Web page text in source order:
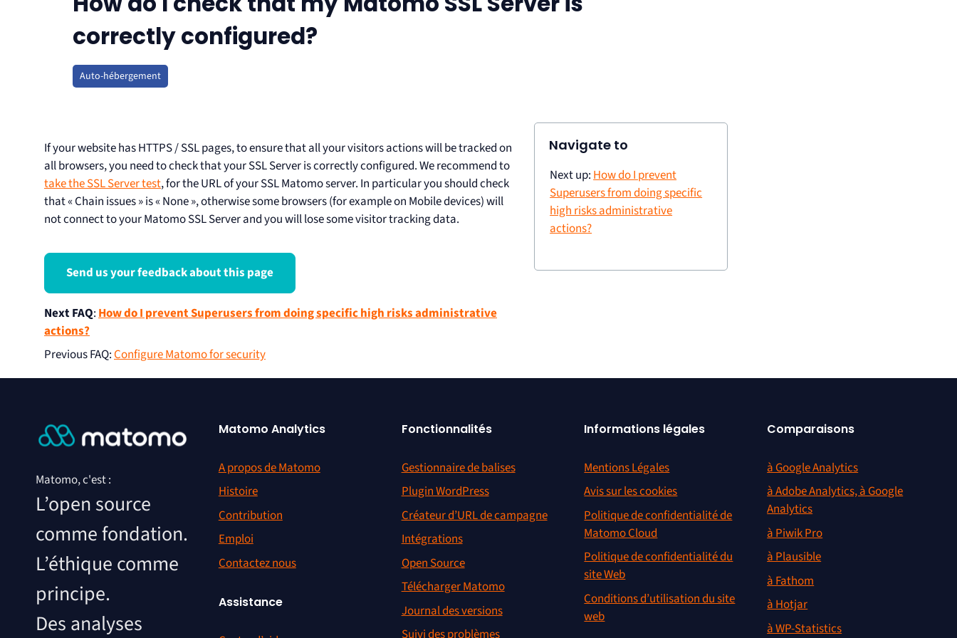
correctly configured?
Auto-hébergement
If your website has HTTPS / SSL pages, to ensure that all your visitors actions will be tracked on
all browsers, you need to check that your SSL Server is correctly configured. We recommend to
take the SSL Server test, for the URL of your SSL Matomo server. In particular you should check
that « Chain issues » is « None », otherwise some browsers (for example on Mobile devices) will
not connect to your Matomo SSL Server and you will lose some visitor tracking data.
Send us your feedback about this page
Next FAQ: How do I prevent Superusers from doing specific high risks administrative
actions?
Previous FAQ:Configure Matomo for security
Navigate to
Next up: How do I prevent
Superusers from doing specific
high risks administrative
actions?
Matomo, c'est :
L’open source
comme fondation.
L’éthique comme
principe.
Des analyses
Matomo Analytics
A propos de Matomo
Histoire
Contribution
Emploi
Contactez nous
Assistance
Fonctionnalités
Gestionnaire de balises
Plugin WordPress
Créateur d’URL de campagne
Intégrations
Open Source
Télécharger Matomo
Journal des versions
Suivi des problèmes
Informations légales
Mentions Légales
Avis sur les cookies
Politique de confidentialité de
Matomo Cloud
Politique de confidentialité du
site Web
Conditions d’utilisation du site
web
Comparaisons
à Google Analytics
à Adobe Analytics, à Google
Analytics
à Piwik Pro
à Plausible
à Fathom
à Hotjar
à WP-Statistics